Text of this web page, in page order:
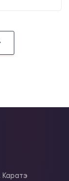
Каратэ